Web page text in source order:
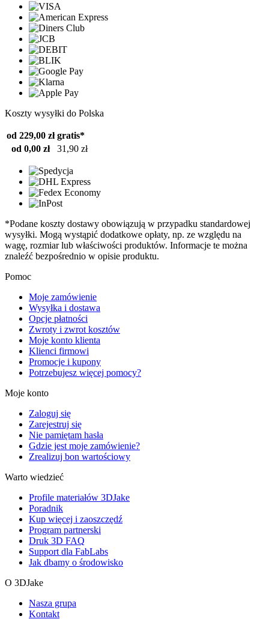
Koszty wysyłki do Polska
od 229,00 zł gratis*
od 0,00 zł
31,90 zł
*Podane koszty dostawy obowiązują w przypadku standardowej
wysyłki. Mogą wystąpić dodatkowe opłaty, np. ze względu na
wagę, rozmiar lub właściwości produktów. Informacje te można
znaleźć bezpośrednio w opisie produktu.
Pomoc
Moje zamówienie
Wysyłka i dostawa
Opcje płatności
Zwroty i zwrot kosztów
Moje konto klienta
Klienci firmowi
Promocje i kupony
Potrzebujesz więcej pomocy?
Moje konto
Zaloguj się
Zarejestruj się
Nie pamiętam hasła
Gdzie jest moje zamówienie?
Zrealizuj bon wartościowy
Warto wiedzieć
Profile materiałów 3DJake
Poradnik
Kup więcej i zaoszczędź
Program partnerski
Druk 3D FAQ
Support dla FabLabs
Jak dbamy o środowisko
O 3DJake
Nasza grupa
Kontakt